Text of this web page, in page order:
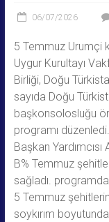
06/07/2026
5 Temmuz Urumçi
Uygur Kurultayı
Birliği, Doğu
sayıda Doğu
başkonsolosluğu
programı
Başkan
B% Temmuz
sağladı.
5 Temmuz
soykırım